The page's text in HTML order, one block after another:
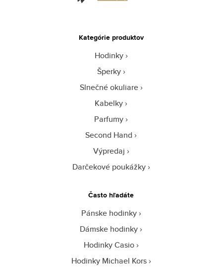
Kategórie produktov
Hodinky
Šperky
Slnečné okuliare
Kabelky
Parfumy
Second Hand
Výpredaj
Darčekové poukážky
Často hľadáte
Pánske hodinky
Dámske hodinky
Hodinky Casio
Hodinky Michael Kors